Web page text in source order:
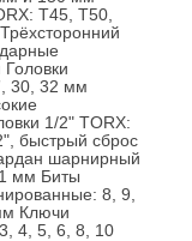
T45, T50,
30, 32 мм
1/2" TORX:
быстрый сброс
шарнирный
мм Биты
8, 9,
Ключи
4, 5, 6, 8, 10